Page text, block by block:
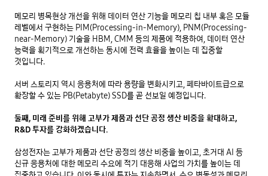
메모리 병목현상 개선을 위해 데이터 연산 기능을 메모리 칩 내부 혹은 모듈
레벨에서 구현하는 PIM(Processing-in-Memory), PNM(Processing-
near-Memory) 기술을 HBM, CMM 등의 제품에 적용하여, 데이터 연산
능력을 획기적으로 개선하는 동시에 전력 효율을 높이는 데 집중할
것입니다.
서버 스토리지 역시 응용처에 따라 용량을 변화시키고, 페타바이트급으로
확장할 수 있는 PB(Petabyte) SSD를 곧 선보일 예정입니다.
둘째, 미래 준비를 위해 고부가 제품과 선단 공정 생산 비중을 확대하고,
R&D 투자를 강화하겠습니다.
삼성전자는 고부가 제품과 선단 공정의 생산 비중을 높이고, 초거대 AI 등
신규 응용처에 대한 메모리 수요에 적기 대응해 사업의 가치를 높이는 데